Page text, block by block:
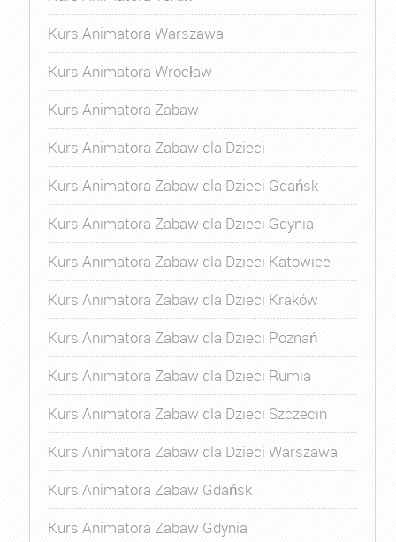
Kurs Animatora Warszawa
Kurs Animatora Wrocław
Kurs Animatora Zabaw
Kurs Animatora Zabaw dla Dzieci
Kurs Animatora Zabaw dla Dzieci Gdańsk
Kurs Animatora Zabaw dla Dzieci Gdynia
Kurs Animatora Zabaw dla Dzieci Katowice
Kurs Animatora Zabaw dla Dzieci Kraków
Kurs Animatora Zabaw dla Dzieci Poznań
Kurs Animatora Zabaw dla Dzieci Rumia
Kurs Animatora Zabaw dla Dzieci Szczecin
Kurs Animatora Zabaw dla Dzieci Warszawa
Kurs Animatora Zabaw Gdańsk
Kurs Animatora Zabaw Gdynia